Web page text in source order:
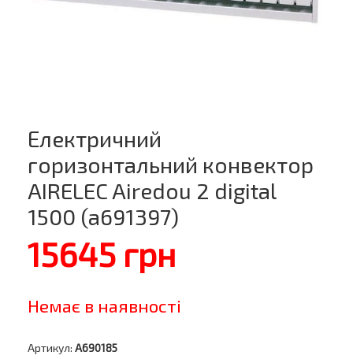
Електричний
горизонтальний конвектор
AIRELEC Airedou 2 digital
1500 (a691397)
15645 грн
Немає в наявності
Артикул: A690185